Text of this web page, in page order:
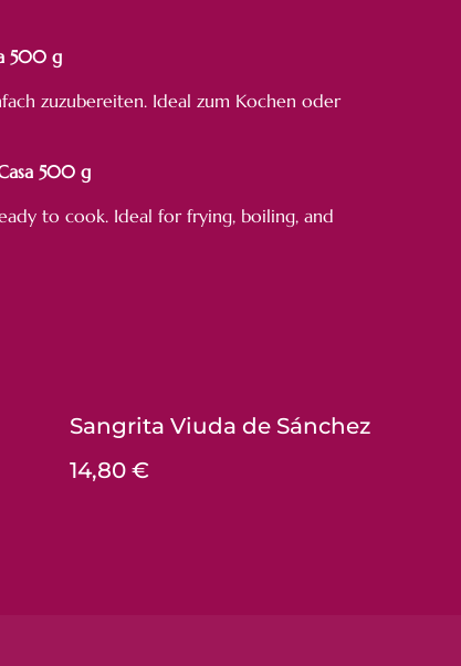
500 g
zuzubereiten. Ideal zum Kochen oder
500 g
to cook. Ideal for frying, boiling, and
Sangrita Viuda de Sánchez
14,80 €